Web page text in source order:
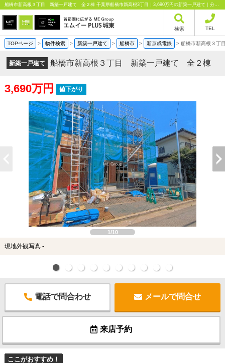
船橋市新高根３丁目 新築一戸建て 全２棟 千葉県船橋市新高根3丁目｜3,690万円の新築一戸建て｜分譲住宅や新築物件｜エムイーPLUS城東株式会社
検索 TEL
TOPページ > 物件検索 > 新築一戸建て > 船橋市 > 新京成電鉄 > 船橋市新高根３
新築一戸建て 船橋市新高根３丁目 新築一戸建て 全２棟
3,690万円 値下がり
1/10
現地外観写真 -
電話で問合わせ メールで問合せ
来店予約
ここがおすすめ！